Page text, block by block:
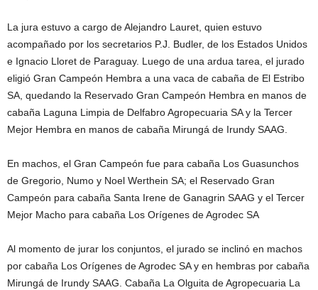
La jura estuvo a cargo de Alejandro Lauret, quien estuvo
acompañado por los secretarios P.J. Budler, de los Estados Unidos
e Ignacio Lloret de Paraguay. Luego de una ardua tarea, el jurado
eligió Gran Campeón Hembra a una vaca de cabaña de El Estribo
SA, quedando la Reservado Gran Campeón Hembra en manos de
cabaña Laguna Limpia de Delfabro Agropecuaria SA y la Tercer
Mejor Hembra en manos de cabaña Mirungá de Irundy SAAG.
En machos, el Gran Campeón fue para cabaña Los Guasunchos
de Gregorio, Numo y Noel Werthein SA; el Reservado Gran
Campeón para cabaña Santa Irene de Ganagrin SAAG y el Tercer
Mejor Macho para cabaña Los Orígenes de Agrodec SA
Al momento de jurar los conjuntos, el jurado se inclinó en machos
por cabaña Los Orígenes de Agrodec SA y en hembras por cabaña
Mirungá de Irundy SAAG. Cabaña La Olguita de Agropecuaria La